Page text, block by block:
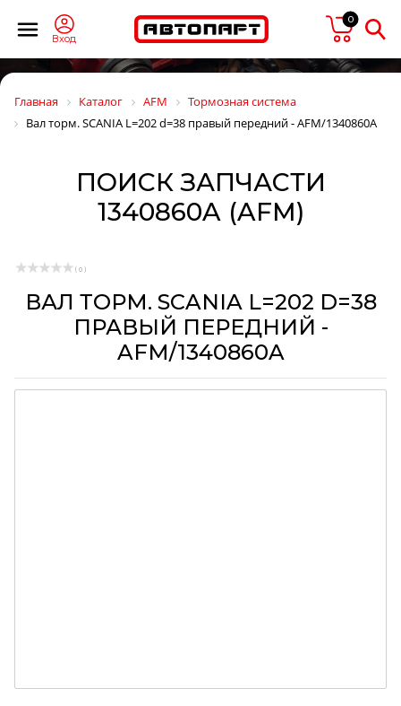
Вход
0
Главная Каталог AFM
Тормозная система
Вал торм. SCANIA L=202 d=38 правый передний - AFM/1340860A
ПОИСК ЗАПЧАСТИ
1340860A (AFM)
( 0 )
ВАЛ ТОРМ. SCANIA L=202 D=38
ПРАВЫЙ ПЕРЕДНИЙ -
AFM/1340860A